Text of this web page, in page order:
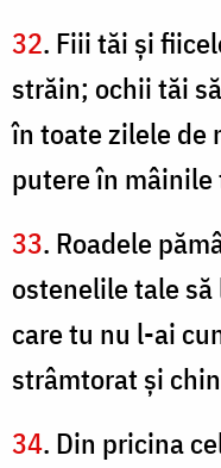
32. Fiii tăi şi
străin; ochii tăi
în toate zilele de
putere în mâinile
33. Roadele
ostenelile tale
care tu nu l-ai
strâmtorat şi
34. Din pricina